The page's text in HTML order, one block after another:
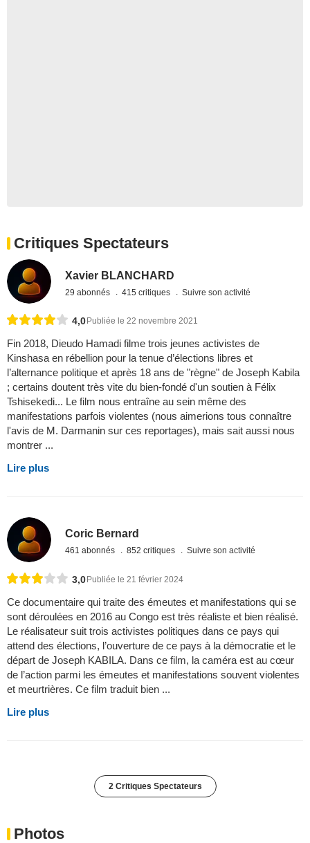
Critiques Spectateurs
Xavier BLANCHARD
29 abonnés 415 critiques Suivre son activité
4,0 Publiée le 22 novembre 2021
Fin 2018, Dieudo Hamadi filme trois jeunes activistes de
Kinshasa en rébellion pour la tenue d’élections libres et
l’alternance politique et après 18 ans de "règne" de Joseph Kabila
; certains doutent très vite du bien-fondé d'un soutien à Félix
Tshisekedi... Le film nous entraîne au sein même des
manifestations parfois violentes (nous aimerions tous connaître
l'avis de M. Darmanin sur ces reportages), mais sait aussi nous
montrer ...
Lire plus
Coric Bernard
461 abonnés 852 critiques Suivre son activité
3,0Publiée le 21 février 2024
Ce documentaire qui traite des émeutes et manifestations qui se
sont déroulées en 2016 au Congo est très réaliste et bien réalisé.
Le réalisateur suit trois activistes politiques dans ce pays qui
attend des élections, l’ouverture de ce pays à la démocratie et le
départ de Joseph KABILA. Dans ce film, la caméra est au cœur
de l’action parmi les émeutes et manifestations souvent violentes
et meurtrières. Ce film traduit bien ...
Lire plus
2 Critiques Spectateurs
Photos